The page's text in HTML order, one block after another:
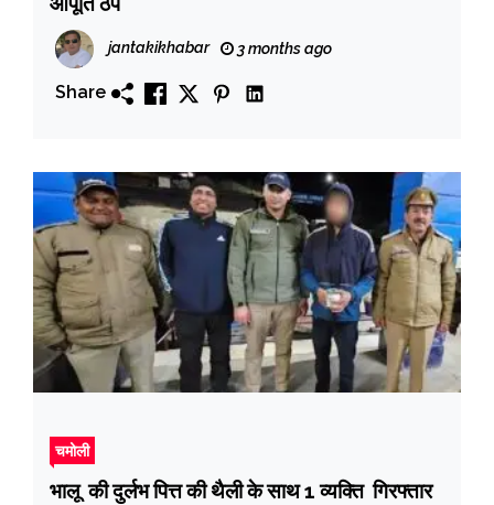
jantakikhabar 3 months ago
Share
चमोली
भालू की दुर्लभ पित्त की थैली के साथ 1 व्यक्ति गिरफ्तार